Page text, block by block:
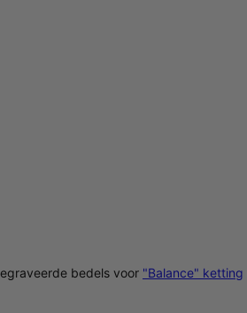
bedels voor "Balance" ketting